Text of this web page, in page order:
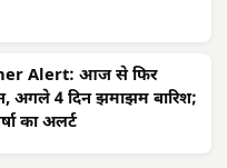
Alert: आज से फिर
अगले 4 दिन झमाझम बारिश;
का अलर्ट